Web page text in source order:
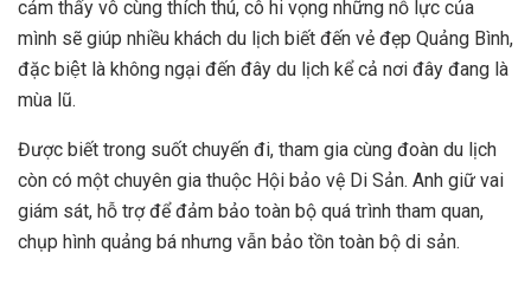
cảm thấy vô cùng thích thú, cô hi vọng những nỗ lực của
mình sẽ giúp nhiều khách du lịch biết đến vẻ đẹp Quảng Bình,
đặc biệt là không ngại đến đây du lịch kể cả nơi đây đang là
mùa lũ.
Được biết trong suốt chuyến đi, tham gia cùng đoàn du lịch
còn có một chuyên gia thuộc Hội bảo vệ Di Sản. Anh giữ vai
giám sát, hỗ trợ để đảm bảo toàn bộ quá trình tham quan,
chụp hình quảng bá nhưng vẫn bảo tồn toàn bộ di sản.